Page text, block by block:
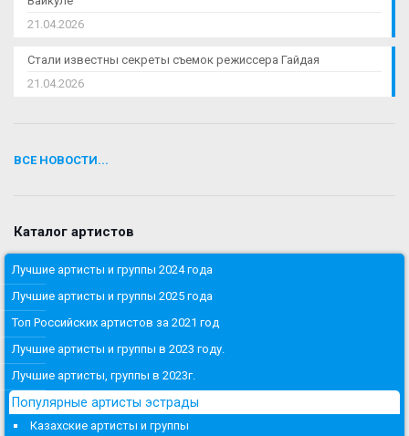
21.04.2026
Стали известны секреты съемок режиссера Гайдая
21.04.2026
ВСЕ НОВОСТИ...
Каталог артистов
Лучшие артисты и группы 2024 года
Лучшие артисты и группы 2025 года
Топ Российских артистов за 2021 год
Лучшие артисты и группы в 2023 году.
Лучшие артисты, группы в 2023г.
Популярные артисты эстрады
Казахские артисты и группы